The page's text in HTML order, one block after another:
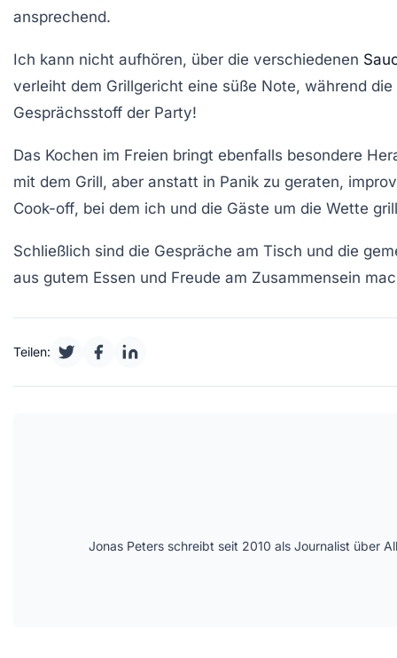
ansprechend.
Ich kann nicht aufhören, über die verschiedenen
verleiht dem Grillgericht eine süße Note, während
Gesprächsstoff der Party!
Das Kochen im Freien bringt ebenfalls besondere
mit dem Grill, aber anstatt in Panik zu geraten,
Cook-off, bei dem ich und die Gäste um die Wette
Schließlich sind die Gespräche am Tisch und die
aus gutem Essen und Freude am Zusammensein
Teilen:
Jonas Peters schreibt seit 2010 als Journalist über